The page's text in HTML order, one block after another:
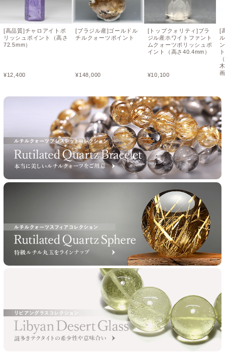
[高品質]チャロアイトポ
リッシュポイント（高さ
72.5mm）
¥12,400
[ブラジル産]ゴールドル
チルクォーツポイント
¥148,000
[トップクォリティ]ブラ
ジル産ホワイトファント
ムクォーツポリッシュポ
イント（高さ40.4mm）
¥10,100
[